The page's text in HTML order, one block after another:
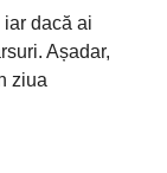
dacă ai
Așadar,
ziua